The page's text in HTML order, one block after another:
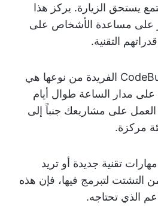
يستحق الزيارة. يركز هذا
على مساعدة الأشخاص على
التقنية.
من أكثر ميزات CodeBuddies الفريدة من نوعها هي
مدار الساعة طوال أيام
العمل على مشاريعك جنباً إلى
مركزة.
تقنية جديدة أو تريد
التشتت لتبرمج فيها، فإن هذه
الذي تحتاجه.